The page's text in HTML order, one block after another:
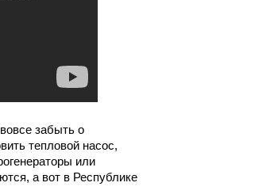
забыть о
тепловой насос,
или
а вот в Республике